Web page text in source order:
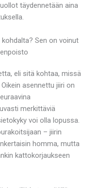
täydennetään aina
Sen on voinut
eli sitä kohtaa, missä
asennettu jiiri on
merkittäviä
voi olla lopussa.
– jiirin
homma, mutta
kattokorjaukseen